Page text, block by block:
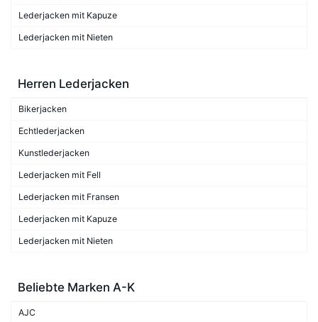
Lederjacken mit Kapuze
Lederjacken mit Nieten
Herren Lederjacken
Bikerjacken
Echtlederjacken
Kunstlederjacken
Lederjacken mit Fell
Lederjacken mit Fransen
Lederjacken mit Kapuze
Lederjacken mit Nieten
Beliebte Marken A-K
AJC